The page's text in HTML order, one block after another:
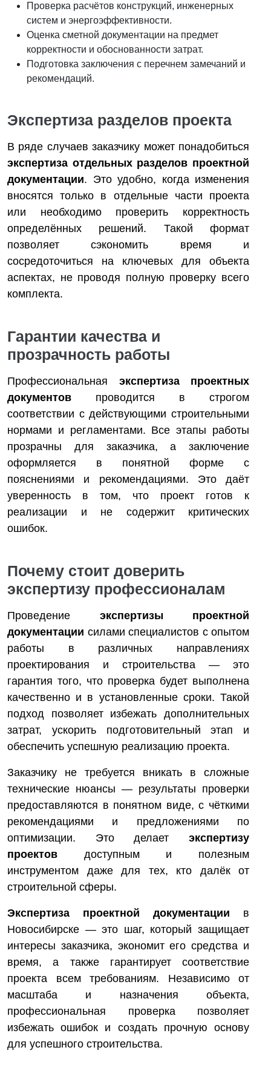
Проверка расчётов конструкций, инженерных
систем и энергоэффективности.
Оценка сметной документации на предмет
корректности и обоснованности затрат.
Подготовка заключения с перечнем замечаний и
рекомендаций.
Экспертиза разделов проекта
В ряде случаев заказчику может понадобиться
экспертиза отдельных разделов проектной
документации. Это удобно, когда изменения
вносятся только в отдельные части проекта
или необходимо проверить корректность
определённых решений. Такой формат
позволяет сэкономить время и
сосредоточиться на ключевых для объекта
аспектах, не проводя полную проверку всего
комплекта.
Гарантии качества и
прозрачность работы
Профессиональная экспертиза проектных
документов проводится в строгом
соответствии с действующими строительными
нормами и регламентами. Все этапы работы
прозрачны для заказчика, а заключение
оформляется в понятной форме с
пояснениями и рекомендациями. Это даёт
уверенность в том, что проект готов к
реализации и не содержит критических
ошибок.
Почему стоит доверить
экспертизу профессионалам
Проведение экспертизы проектной
документации силами специалистов с опытом
работы в различных направлениях
проектирования и строительства — это
гарантия того, что проверка будет выполнена
качественно и в установленные сроки. Такой
подход позволяет избежать дополнительных
затрат, ускорить подготовительный этап и
обеспечить успешную реализацию проекта.
Заказчику не требуется вникать в сложные
технические нюансы — результаты проверки
предоставляются в понятном виде, с чёткими
рекомендациями и предложениями по
оптимизации. Это делает экспертизу
проектов доступным и полезным
инструментом даже для тех, кто далёк от
строительной сферы.
Экспертиза проектной документации в
Новосибирске — это шаг, который защищает
интересы заказчика, экономит его средства и
время, а также гарантирует соответствие
проекта всем требованиям. Независимо от
масштаба и назначения объекта,
профессиональная проверка позволяет
избежать ошибок и создать прочную основу
для успешного строительства.